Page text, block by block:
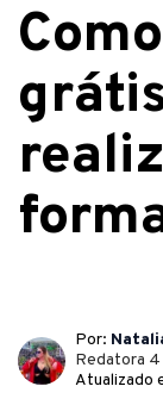
Por:
Redatora 4
Atualizado